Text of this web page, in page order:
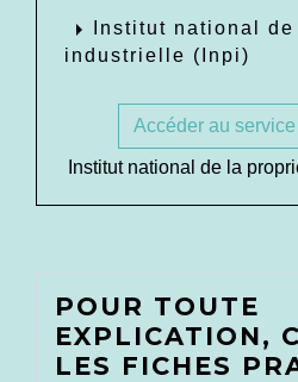
arrow_right
Institut national
industrielle (Inpi)
Accéder au
Institut national de la
POUR TOUTE
EXPLICATION,
LES FICHES